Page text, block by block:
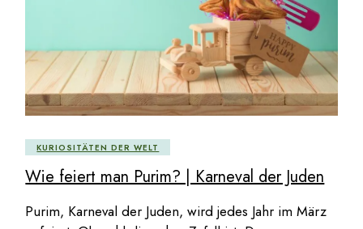
KURIOSITÄTEN DER WELT
Wie feiert man Purim? | Karneval der Juden
Purim, Karneval der Juden, wird jedes Jahr im März